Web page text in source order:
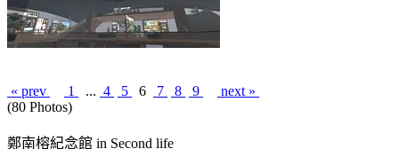
« prev 1 ... 4 5 6 7 8 9
next »
(80 Photos)
鄭南榕紀念館 in Second life